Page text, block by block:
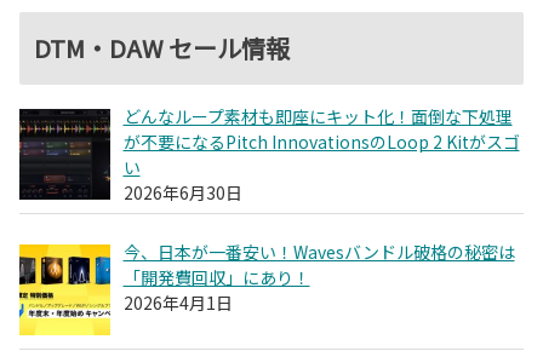
DTM・DAW セール情報
どんなループ素材も即座にキット化！面倒な下処理
が不要になるPitch InnovationsのLoop 2 Kitがスゴ
い
2026年6月30日
今、日本が一番安い！Wavesバンドル破格の秘密は
「開発費回収」にあり！
2026年4月1日